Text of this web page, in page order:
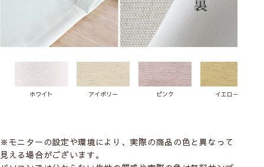
ホワイト アイボリー ピンク イエロー
※モニターの設定や環境により、実際の商品の色と異なって
見える場合がございます。